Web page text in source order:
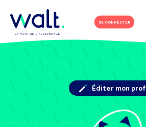
SE CONNECTER
Éditer mon